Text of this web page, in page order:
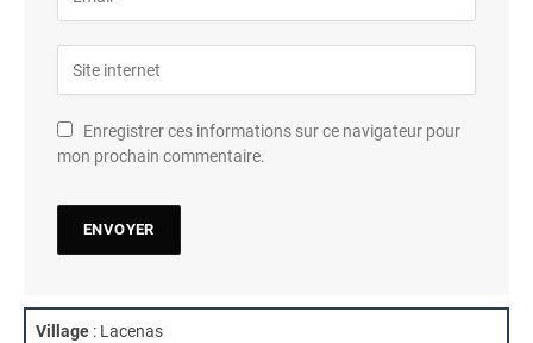
Enregistrer ces informations sur ce navigateur pour
mon prochain commentaire.
Village : Lacenas